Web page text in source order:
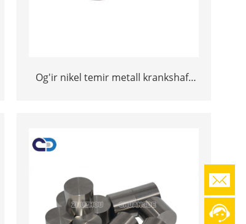
Og'ir nikel temir metall krankshaft